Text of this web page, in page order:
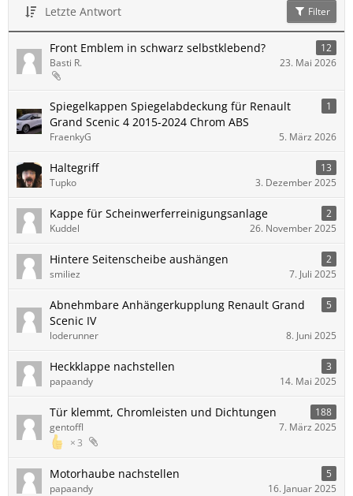
Letzte Antwort Filter
Front Emblem in schwarz selbstklebend?
12
Basti R.
23. Mai 2026
Spiegelkappen Spiegelabdeckung für Renault
Grand Scenic 4 2015-2024 Chrom ABS
1
FraenkyG 5. März 2026
Haltegriff
13
Tupko
3. Dezember 2025
Kappe für Scheinwerferreinigungsanlage
2
Kuddel
26. November 2025
Hintere Seitenscheibe aushängen
2
smiliez
7. Juli 2025
Abnehmbare Anhängerkupplung Renault Grand
Scenic IV
5
loderunner 8. Juni 2025
Heckklappe nachstellen
3
papaandy
14. Mai 2025
Tür klemmt, Chromleisten und Dichtungen 188
3
gentoffl 7. März 2025
Motorhaube nachstellen
5
papaandy
16. Januar 2025